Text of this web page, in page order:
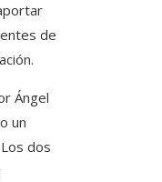
de
Ángel
un
dos